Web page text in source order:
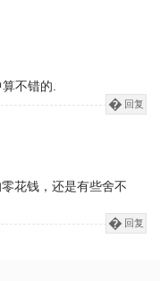
不错的.
回复
花钱，还是有些舍不
回复